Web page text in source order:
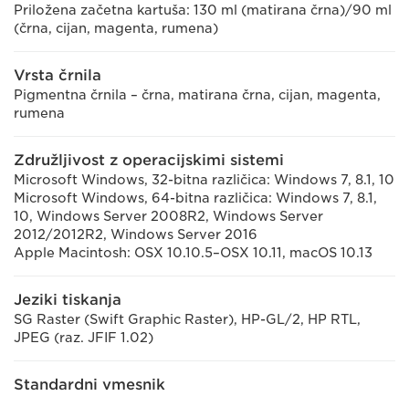
Priložena začetna kartuša: 130 ml (matirana črna)/90 ml
(črna, cijan, magenta, rumena)
Vrsta črnila
Pigmentna črnila – črna, matirana črna, cijan, magenta,
rumena
Združljivost z operacijskimi sistemi
Microsoft Windows, 32-bitna različica: Windows 7, 8.1, 10
Microsoft Windows, 64-bitna različica: Windows 7, 8.1,
10, Windows Server 2008R2, Windows Server
2012/2012R2, Windows Server 2016
Apple Macintosh: OSX 10.10.5–OSX 10.11, macOS 10.13
Jeziki tiskanja
SG Raster (Swift Graphic Raster), HP-GL/2, HP RTL,
JPEG (raz. JFIF 1.02)
Standardni vmesnik